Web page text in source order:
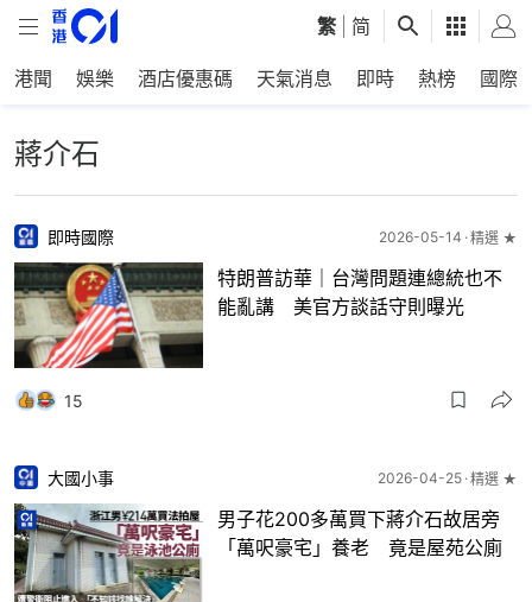
繁 简
港聞 娛樂 酒店優惠碼 天氣消息 即時 熱榜 國際
蔣介石
即時國際 2026-05-14 精選 ★
特朗普訪華｜台灣問題連總統也不
能亂講 美官方談話守則曝光
15
大國小事 2026-04-25 精選 ★
男子花200多萬買下蔣介石故居旁
「萬呎豪宅」養老 竟是屋苑公廁